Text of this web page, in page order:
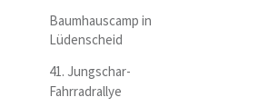
Baumhauscamp in
Lüdenscheid
41. Jungschar-
Fahrradrallye